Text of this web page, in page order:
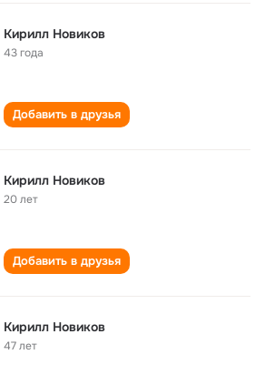
Кирилл Новиков
43 года
Добавить в друзья
Кирилл Новиков
20 лет
Добавить в друзья
Кирилл Новиков
47 лет